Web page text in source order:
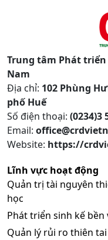
Trung tâm Phát
Nam
Địa chỉ: 102 Phùng
phố Huế
Số điện thoại: (0234)3
Email:
Website: https://
Lĩnh vực hoạt động
Quản trị tài nguyên
học
Phát triển sinh kế bền
Quản lý rủi ro thiên